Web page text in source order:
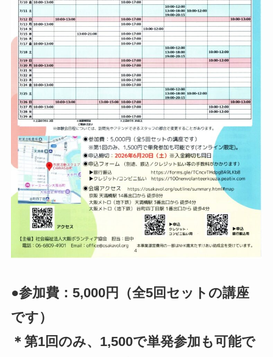
●参加費：5,000円（全5回セットの講座
です）
＊第1回のみ、1,500で単発参加も可能で